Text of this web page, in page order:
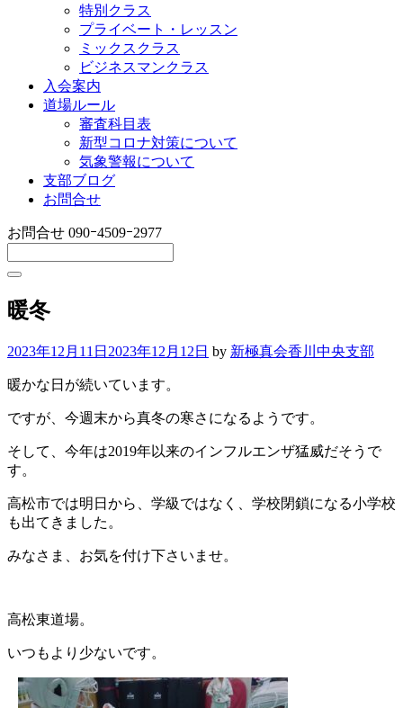
特別クラス
プライベート・レッスン
ミックスクラス
ビジネスマンクラス
入会案内
道場ルール
審査科目表
新型コロナ対策について
気象警報について
支部ブログ
お問合せ
お問合せ 090ｰ4509ｰ2977
暖冬
2023年12月11日 2023年12月12日 by 新極真会香川中央支部
暖かな日が続いています。
ですが、今週末から真冬の寒さになるようです。
そして、今年は2019年以来のインフルエンザ猛威だそうで
す。
高松市では明日から、学級ではなく、学校閉鎖になる小学校
も出てきました。
みなさま、お気を付け下さいませ。
高松東道場。
いつもより少ないです。